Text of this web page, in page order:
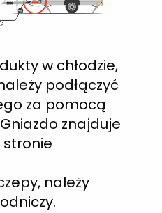
w chłodzie,
podłączyć
za pomocą
znajduje
stronie
należy